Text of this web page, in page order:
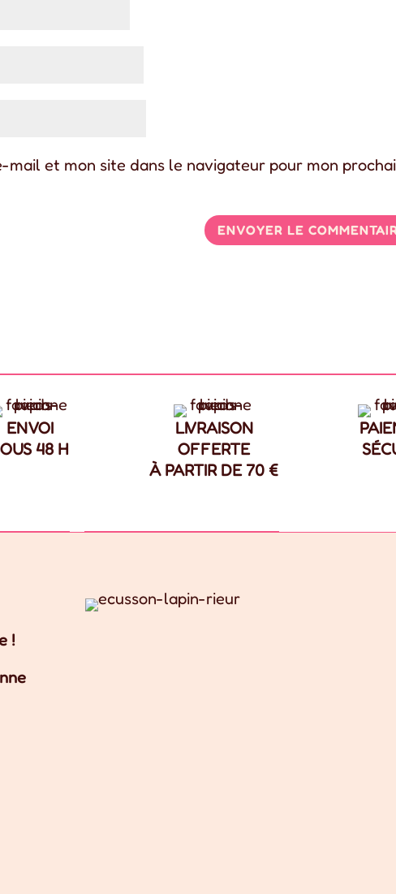
mail et mon site dans le navigateur pour mon
ENVOI
48 H
LIVRAISON
OFFERTE
À PARTIR DE 70 €
!